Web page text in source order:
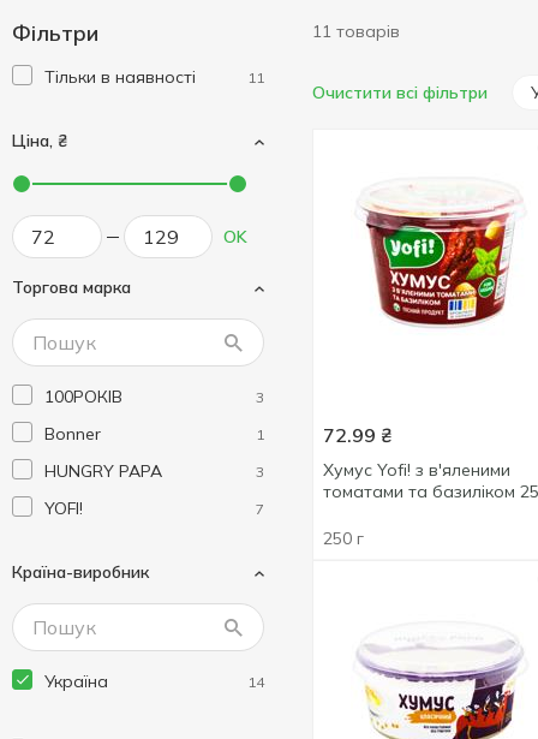
Фільтри
Тільки в наявності 11
Ціна, ₴
OK
Торгова марка
100РОКІВ 3
Bonner 1
HUNGRY PAPA 3
YOFI! 7
Країна-виробник
Україна 14
11 товарів
Очистити всі фільтри
72.99 ₴
Хумус Yofi! з в'яленими
томатами та базиліком
250 г